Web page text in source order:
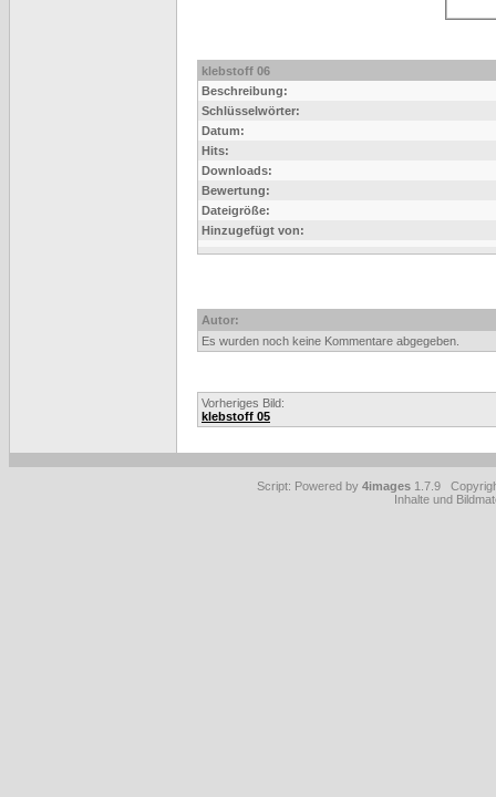
klebstoff 06
Beschreibung:
Schlüsselwörter:
Datum:
Hits:
Downloads:
Bewertung:
Dateigröße:
Hinzugefügt von:
Autor:
Es wurden noch keine Kommentare abgegeben.
Vorheriges Bild:
klebstoff 05
Script: Powered by 4images 1.7.9
Inhalte und